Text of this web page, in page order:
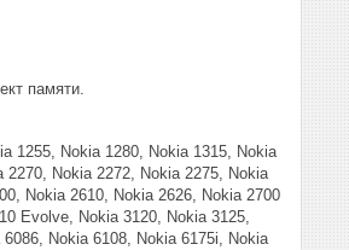
памяти.
1255, Nokia 1280, Nokia 1315, Nokia
Nokia 2272, Nokia 2275, Nokia
Nokia 2610, Nokia 2626, Nokia 2700
Evolve, Nokia 3120, Nokia 3125,
Nokia 6108, Nokia 6175i, Nokia